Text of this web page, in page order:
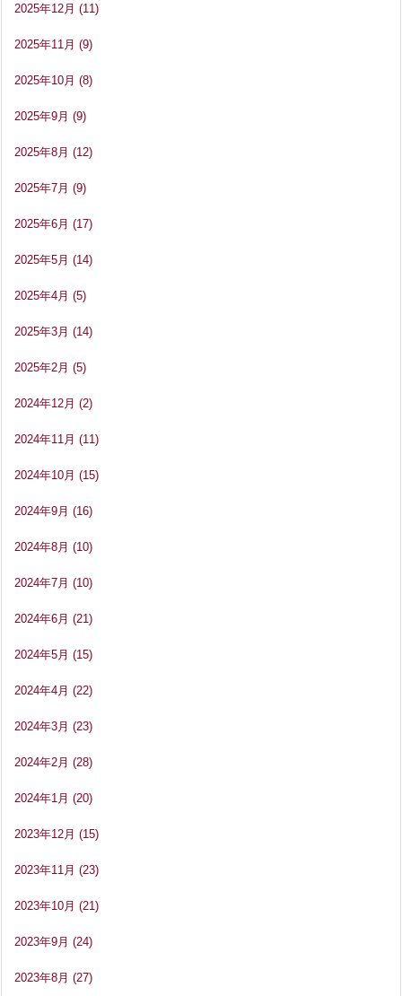
2025年12月 (11)
2025年11月 (9)
2025年10月 (8)
2025年9月 (9)
2025年8月 (12)
2025年7月 (9)
2025年6月 (17)
2025年5月 (14)
2025年4月 (5)
2025年3月 (14)
2025年2月 (5)
2024年12月 (2)
2024年11月 (11)
2024年10月 (15)
2024年9月 (16)
2024年8月 (10)
2024年7月 (10)
2024年6月 (21)
2024年5月 (15)
2024年4月 (22)
2024年3月 (23)
2024年2月 (28)
2024年1月 (20)
2023年12月 (15)
2023年11月 (23)
2023年10月 (21)
2023年9月 (24)
2023年8月 (27)